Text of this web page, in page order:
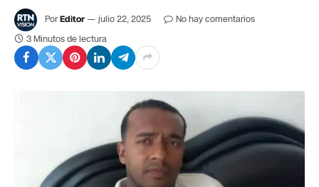
PorEditor julio 22, 2025
No hay comentarios
3 Minutos de lectura